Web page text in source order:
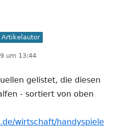
Artikelautor
um 13:44
gelistet, die diesen
- sortiert von oben
wirtschaft/handyspiele